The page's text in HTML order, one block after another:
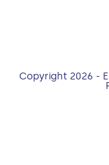
Copyright 2026 -